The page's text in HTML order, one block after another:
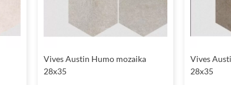
Vives Austin Humo mozaika
28x35
Vives
28x35